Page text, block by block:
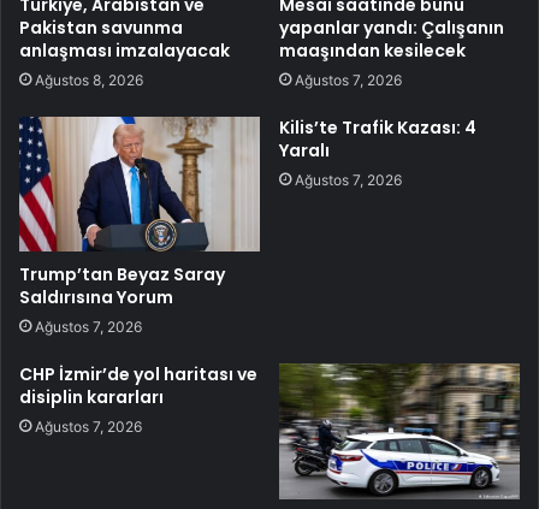
Pakistan savunma
anlaşması imzalayacak
Ağustos 8, 2026
yapanlar yandı: Çalışanın
maaşından kesilecek
Ağustos 7, 2026
Trump’tan Beyaz Saray
Saldırısına Yorum
Ağustos 7, 2026
Kilis’te Trafik Kazası: 4
Yaralı
Ağustos 7, 2026
CHP İzmir’de yol haritası ve
disiplin kararları
Ağustos 7, 2026